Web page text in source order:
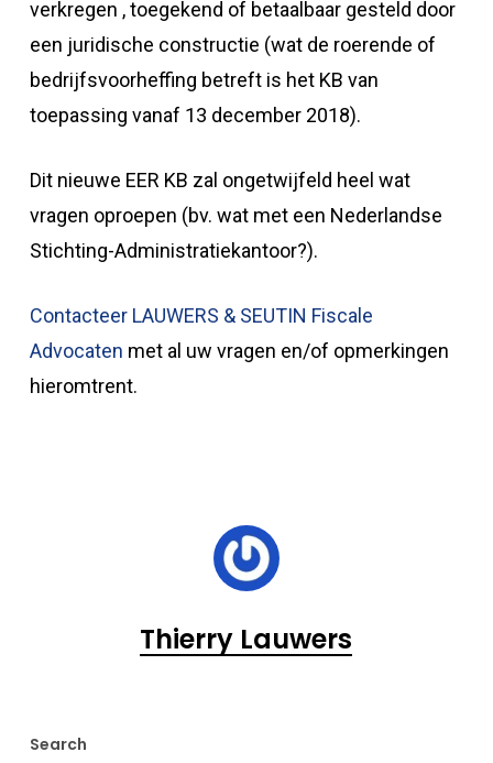
verkregen , toegekend of betaalbaar gesteld door
een juridische constructie (wat de roerende of
bedrijfsvoorheffing betreft is het KB van
toepassing vanaf 13 december 2018).
Dit nieuwe EER KB zal ongetwijfeld heel wat
vragen oproepen (bv. wat met een Nederlandse
Stichting-Administratiekantoor?).
Contacteer LAUWERS & SEUTIN Fiscale
Advocaten met al uw vragen en/of opmerkingen
hieromtrent.
Thierry Lauwers
Search